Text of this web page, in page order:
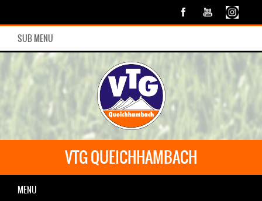
SUB MENU
VTG QUEICHHAMBACH
MENU